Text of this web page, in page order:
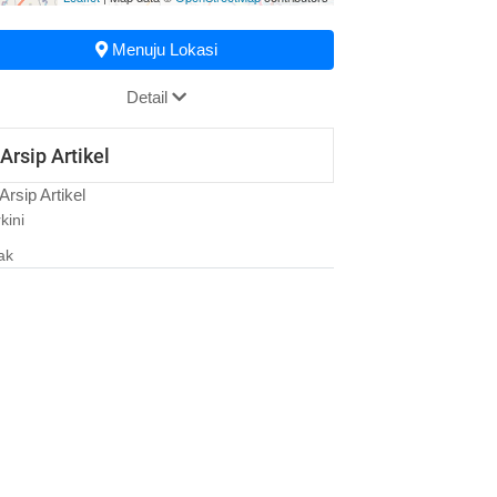
Menuju Lokasi
Detail
Arsip Artikel
Arsip Artikel